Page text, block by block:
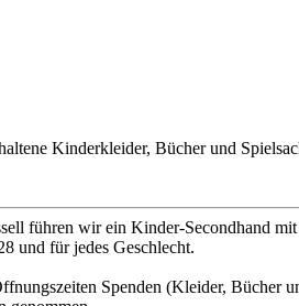
Kinderkleider, Bücher und
führen wir ein Kinder-Secondhand
und für jedes Geschlecht.
Spenden (Kleider, Bücher